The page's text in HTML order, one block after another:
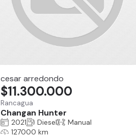
cesar arredondo
Rancagua
Changan Hunter
$11.300.000
2021 Diesel
Manual
127000 km